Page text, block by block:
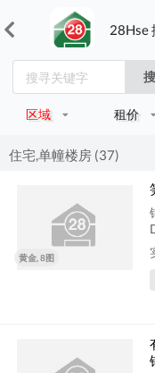
28Hse
区域 租价
住宅,单幢楼房 (37)
黄金, 8图